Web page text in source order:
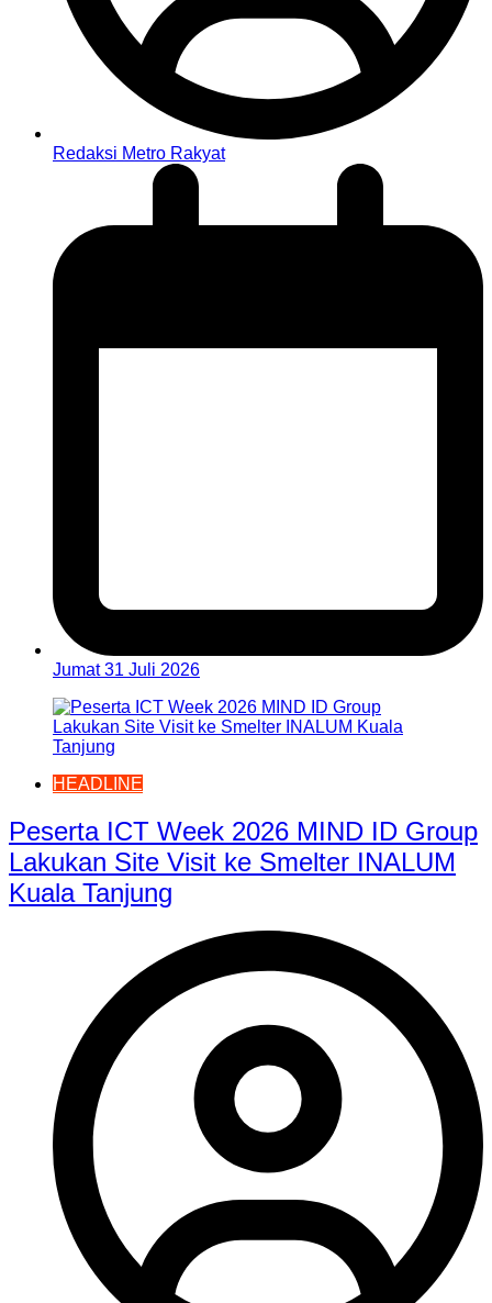
Redaksi Metro Rakyat
Jumat 31 Juli 2026
HEADLINE
Peserta ICT Week 2026 MIND ID Group
Lakukan Site Visit ke Smelter INALUM
Kuala Tanjung